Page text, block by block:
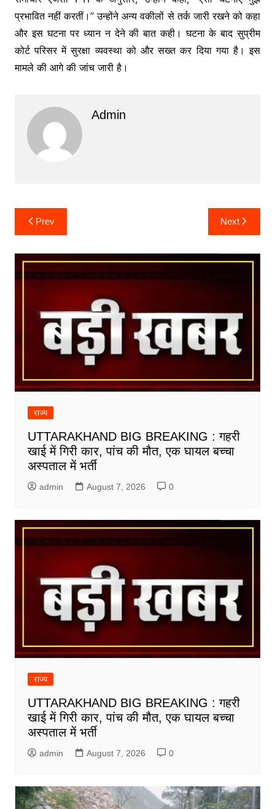
प्रभावित नहीं करतीं।” उन्होंने अन्य वकीलों से तर्क जारी रखने को कहा
और इस घटना पर ध्यान न देने की बात कही। घटना के बाद सुप्रीम
कोर्ट परिसर में सुरक्षा व्यवस्था को और सख्त कर दिया गया है। इस
मामले की आगे की जांच जारी है।
Admin
Post
navigation
Prev Next
राज्य
UTTARAKHAND BIG BREAKING : गहरी
खाई में गिरी कार, पांच की मौत, एक घायल बच्चा
अस्पताल में भर्ती
admin August 7, 2026 0
राज्य
UTTARAKHAND BIG BREAKING : गहरी
खाई में गिरी कार, पांच की मौत, एक घायल बच्चा
अस्पताल में भर्ती
admin August 7, 2026 0